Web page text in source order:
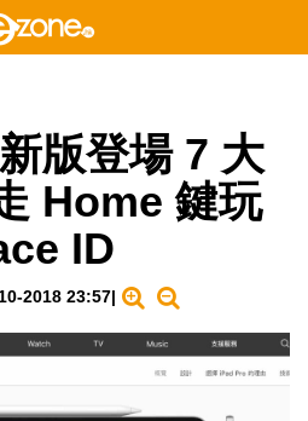
版登場 7 大
Home 鍵玩
ID
2018 23:57|